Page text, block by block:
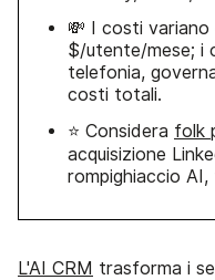
💸 I costi
$/utente/mese; i
telefonia,
costi totali.
⭐ Considera folk
acquisizione
rompighiaccio
L'AI CRM trasforma i